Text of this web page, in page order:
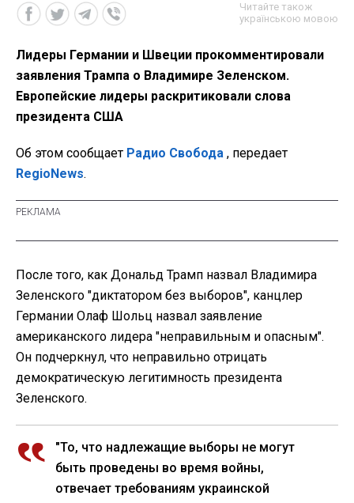
Читайте також
українською мовою
Лидеры Германии и Швеции прокомментировали
заявления Трампа о Владимире Зеленском.
Европейские лидеры раскритиковали слова
президента США
Об этом сообщает Радио Свобода , передает
RegioNews.
После того, как Дональд Трамп назвал Владимира
Зеленского "диктатором без выборов", канцлер
Германии Олаф Шольц назвал заявление
американского лидера "неправильным и опасным".
Он подчеркнул, что неправильно отрицать
демократическую легитимность президента
Зеленского.
"То, что надлежащие выборы не могут
быть проведены во время войны,
отвечает требованиям украинской